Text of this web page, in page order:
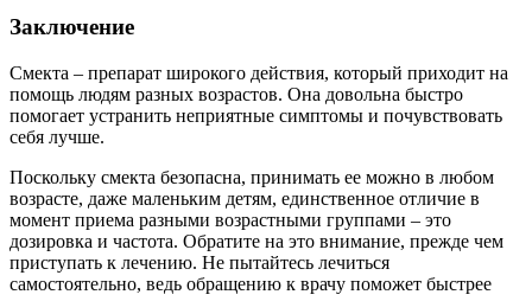
Заключение
Смекта – препарат широкого действия, который приходит на
помощь людям разных возрастов. Она довольна быстро
помогает устранить неприятные симптомы и почувствовать
себя лучше.
Поскольку смекта безопасна, принимать ее можно в любом
возрасте, даже маленьким детям, единственное отличие в
момент приема разными возрастными группами – это
дозировка и частота. Обратите на это внимание, прежде чем
приступать к лечению. Не пытайтесь лечиться
самостоятельно, ведь обращению к врачу поможет быстрее